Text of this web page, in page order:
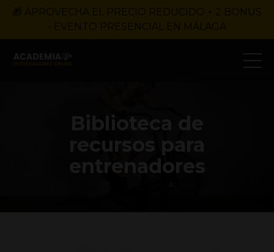
🎁 APROVECHA EL PRECIO REDUCIDO + 2 BONUS
- EVENTO PRESENCIAL EN MÁLAGA
Biblioteca de
recursos para
entrenadores